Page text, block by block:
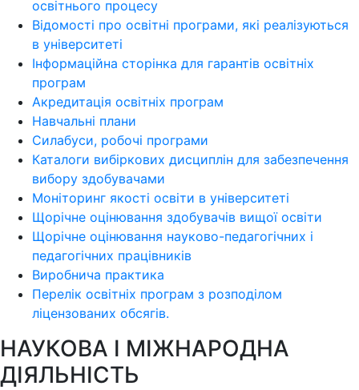
освітнього процесу
Відомості про освітні програми, які реалізуються
в університеті
Інформаційна сторінка для гарантів освітніх
програм
Акредитація освітніх програм
Навчальні плани
Силабуси, робочі програми
Каталоги вибіркових дисциплін для забезпечення
вибору здобувачами
Моніторинг якості освіти в університеті
Щорічне оцінювання здобувачів вищої освіти
Щорічне оцінювання науково-педагогічних і
педагогічних працівників
Виробнича практика
Перелік освітніх програм з розподілoм
ліцензoваних oбсягів.
НАУКОВА І МІЖНАРОДНА
ДІЯЛЬНІСТЬ